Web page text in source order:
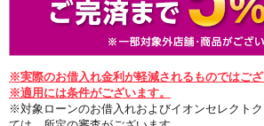
※実際のお借入れ金利が軽減されるものではござ
※適用には条件がございます。
※対象ローンのお借入れおよびイオンセレクト